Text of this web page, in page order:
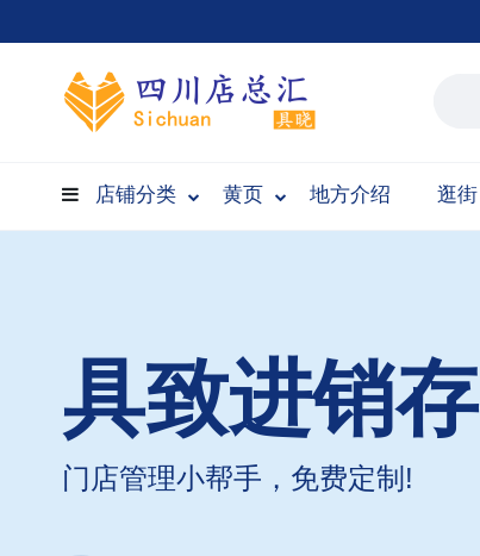
店铺分类 黄页 地方介绍 逛街
具致进销存
门店管理小帮手，免费定制!